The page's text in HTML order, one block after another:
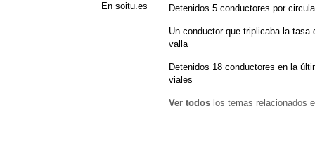
En soitu.es Detenidos 5 conductores por
Un conductor que triplicaba la
valla
Detenidos 18 conductores en la
viales
Ver todos los temas relacionados